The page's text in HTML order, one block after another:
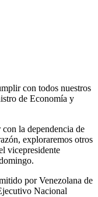
con todos nuestros
de Economía y
la dependencia de
exploraremos otros
vicepresidente
por Venezolana de
Nacional